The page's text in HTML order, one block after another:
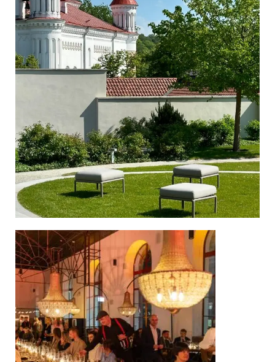
Dekoracijų
nuoma
Esame profesionalus
partneris kiekviename
renginyje, šventėje,
vestuvėse.
Pasitelkiant
dekoracijas, padedame
verslams kurti savo